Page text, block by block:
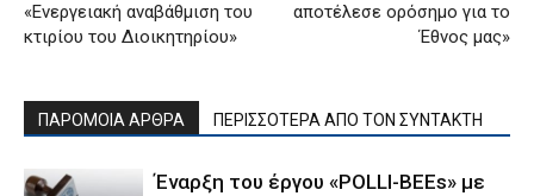
«Ενεργειακή αναβάθμιση του
κτιρίου του Διοικητηρίου»
αποτέλεσε ορόσημο για το
Έθνος μας»
ΠΑΡΟΜΟΙΑ ΑΡΘΡΑ ΠΕΡΙΣΣΟΤΕΡΑ ΑΠΟ ΤΟΝ ΣΥΝΤΑΚΤΗ
Έναρξη του έργου «POLLI-BEEs» με